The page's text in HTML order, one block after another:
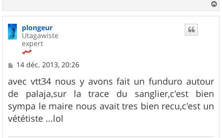
a
plongeur
Utagawiste
expert
M
s
s
a
g
e
14 déc. 2013, 20:26
avec vtt34 nous y avons fait un funduro autour
de palaja,sur la trace du sanglier,c'est bien
sympa le maire nous avait tres bien recu,c'est un
vététiste ...lol